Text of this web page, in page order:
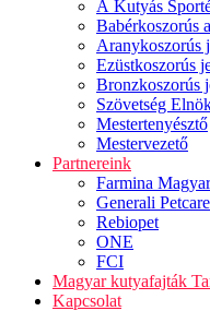
A Kutyás
Babérkoszorús
Aranykoszorús
Ezüstkoszorús
Bronzkoszorús
Szövetség
Mestertenyésztő
Mestervezető
Partnereink
Farmina
Generali
Rebiopet
ONE
FCI
Magyar kutyafajták
Kapcsolat